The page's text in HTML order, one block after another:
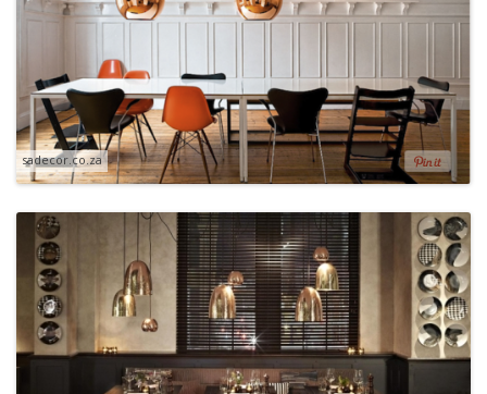
sadecor.co.za